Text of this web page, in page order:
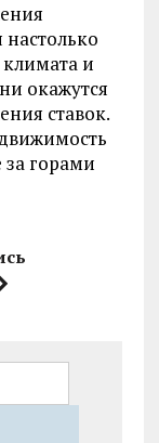
и
окажутся
ставок.
за горами